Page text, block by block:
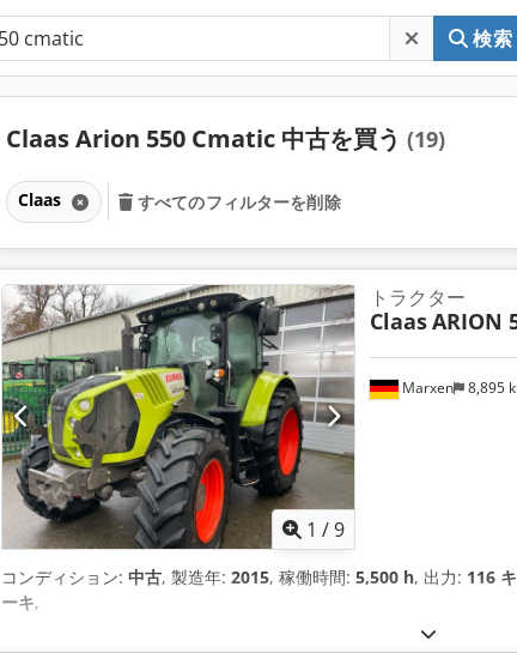
検索
Claas Arion 550 Cmatic 中古を買う (19)
Claas すべてのフィルターを削除
1 /9
Marxen 8,895
トラクター
ClaasARION
コンディション: 中古, 製造年: 2015, 稼働時間: 5,500 h, 出力: 116
ーキ,